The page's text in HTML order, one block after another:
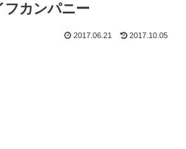
フカンパニー
2017.06.21 2017.10.05